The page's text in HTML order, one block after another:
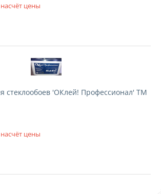
цены
стеклообоев 'ОКлей! Профессионал' ТМ
цены